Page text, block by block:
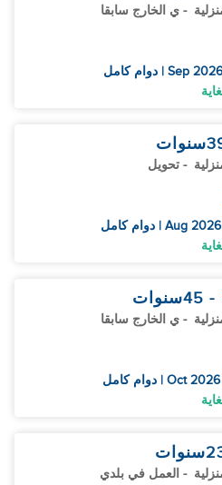
- ي الخارج سابقا
سنوات
- تحويل
- 45 سنوات
- ي الخارج سابقا
سنوات
- العمل في بلدي